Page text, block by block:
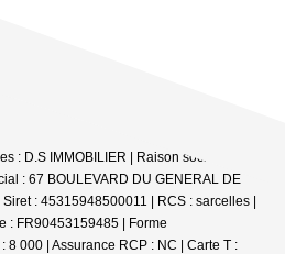
: D.S IMMOBILIER | Raison sociale : DS
: 67 BOULEVARD DU GENERAL DE
: 45315948500011 | RCS : sarcelles |
: FR90453159485 | Forme
8 000 | Assurance RCP : NC | Carte T :